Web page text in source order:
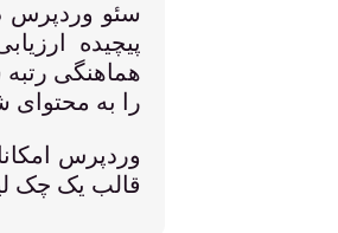
سئو وردپرس
پیچیده
هماهنگی
را به
وردپرس
قالب یک چک